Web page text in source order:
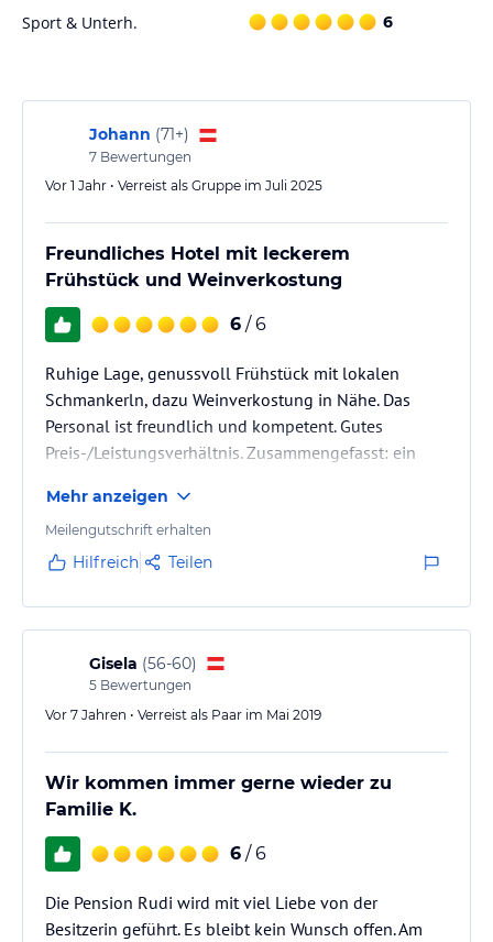
Sport & Unterh. 6
Johann (71+)
7 Bewertungen
Vor 1 Jahr • Verreist als Gruppe im Juli 2025
Freundliches Hotel mit leckerem
Frühstück und Weinverkostung
6 / 6
Ruhige Lage, genussvoll Frühstück mit lokalen
Schmankerln, dazu Weinverkostung in Nähe. Das
Personal ist freundlich und kompetent. Gutes
Preis-/Leistungsverhältnis. Zusammengefasst: ein
weiterempfehlen kann.
Mehr anzeigen
Meilengutschrift erhalten
Hilfreich Teilen
Gisela (56-60)
5 Bewertungen
Vor 7 Jahren • Verreist als Paar im Mai 2019
Wir kommen immer gerne wieder zu
Familie K.
6 / 6
Die Pension Rudi wird mit viel Liebe von der
Besitzerin geführt. Es bleibt kein Wunsch offen. Am